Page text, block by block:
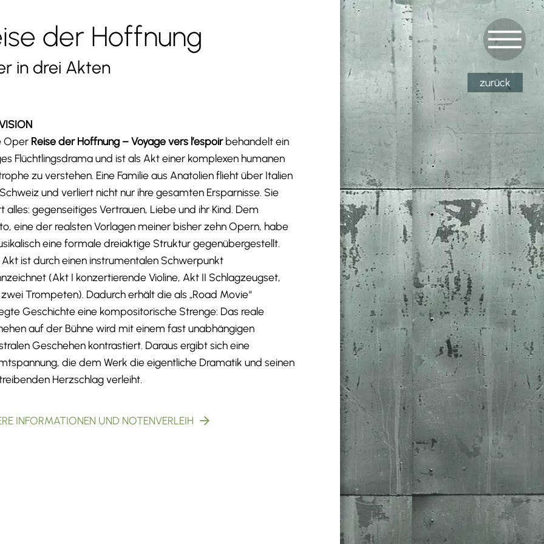
zurück
der Hoffnung
in drei Akten
Oper Reise der Hoffnung – Voyage vers l’espoirbehandelt ein
Flüchtlingsdrama und ist als Akt einer komplexen humanen
zu verstehen. Eine Familie aus Anatolien flieht über Italien
und verliert nicht nur ihre gesamten Ersparnisse. Sie
alles: gegenseitiges Vertrauen, Liebe und ihr Kind. Dem
eine der realsten Vorlagen meiner bisher zehn Opern, habe
eine formale dreiaktige Struktur gegenübergestellt.
ist durch einen instrumentalen Schwerpunkt
(Akt I konzertierende Violine, Akt II Schlagzeugset,
Trompeten). Dadurch erhält die als „Road Movie“
Geschichte eine kompositorische Strenge: Das reale
auf der Bühne wird mit einem fast unabhängigen
Geschehen kontrastiert. Daraus ergibt sich eine
die dem Werk die eigentliche Dramatik und seinen
Herzschlag verleiht.
INFORMATIONEN UND NOTENVERLEIH